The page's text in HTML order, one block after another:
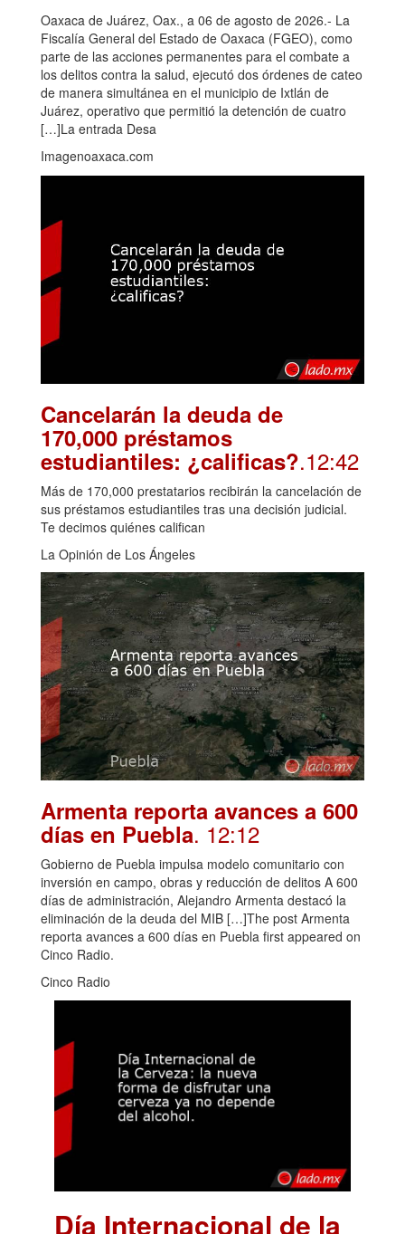
Oaxaca de Juárez, Oax., a 06 de agosto de 2026.- La
Fiscalía General del Estado de Oaxaca (FGEO), como
parte de las acciones permanentes para el combate a
los delitos contra la salud, ejecutó dos órdenes de cateo
de manera simultánea en el municipio de Ixtlán de
Juárez, operativo que permitió la detención de cuatro
[…]La entrada Desa
Imagenoaxaca.com
Cancelarán la deuda de
170,000 préstamos
estudiantiles: ¿calificas?.12:42
Más de 170,000 prestatarios recibirán la cancelación de
sus préstamos estudiantiles tras una decisión judicial.
Te decimos quiénes califican
La Opinión de Los Ángeles
Armenta reporta avances a 600
días en Puebla. 12:12
Gobierno de Puebla impulsa modelo comunitario con
inversión en campo, obras y reducción de delitos A 600
días de administración, Alejandro Armenta destacó la
eliminación de la deuda del MIB […]The post Armenta
reporta avances a 600 días en Puebla first appeared on
Cinco Radio.
Cinco Radio
Día Internacional de la